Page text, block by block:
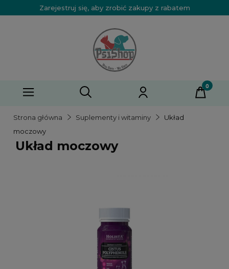
Zarejestruj się, aby zrobić zakupy z rabatem
Strona główna Suplementy i witaminy
Układ
moczowy
Układ moczowy